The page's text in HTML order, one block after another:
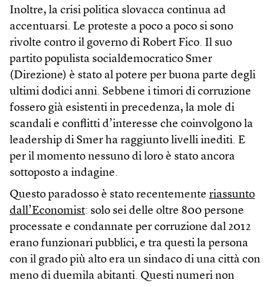
Inoltre, la crisi politica slovacca continua ad
accentuarsi. Le proteste a poco a poco si sono
rivolte contro il governo di Robert Fico. Il suo
partito populista socialdemocratico Smer
(Direzione) è stato al potere per buona parte degli
ultimi dodici anni. Sebbene i timori di corruzione
fossero già esistenti in precedenza, la mole di
scandali e conflitti d’interesse che coinvolgono la
leadership di Smer ha raggiunto livelli inediti. E
per il momento nessuno di loro è stato ancora
sottoposto a indagine.
Questo paradosso è stato recentemente riassunto
dall’Economist: solo sei delle oltre 800 persone
processate e condannate per corruzione dal 2012
erano funzionari pubblici, e tra questi la persona
con il grado più alto era un sindaco di una città con
meno di duemila abitanti. Questi numeri non